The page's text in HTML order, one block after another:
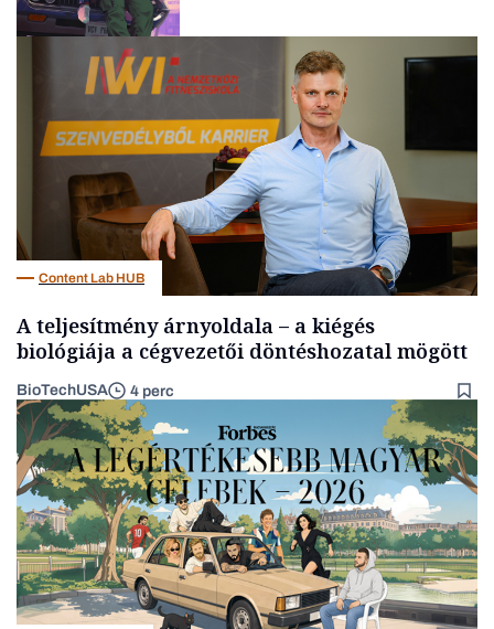
Content Lab HUB
A teljesítmény árnyoldala – a kiégés
biológiája a cégvezetői döntéshozatal mögött
BioTechUSA 4 perc